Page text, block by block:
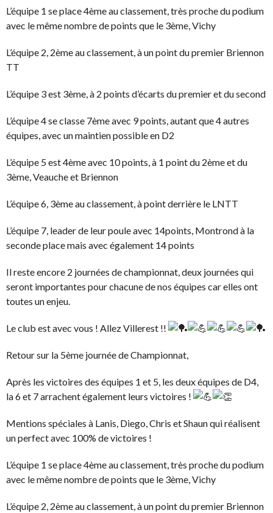
L’équipe 1 se place 4ème au classement, très proche du podium
avec le même nombre de points que le 3ème, Vichy
L’équipe 2, 2ème au classement, à un point du premier Briennon
TT
L’équipe 3 est 3ème, à 2 points d’écarts du premier et du second
L’équipe 4 se classe 7ème avec 9 points, autant que 4 autres
équipes, avec un maintien possible en D2
L’équipe 5 est 4ème avec 10 points, à 1 point du 2ème et du
3ème, Veauche et Briennon
L’équipe 6, 3ème au classement, à point derrière le LNTT
L’équipe 7, leader de leur poule avec 14points, Montrond à la
seconde place mais avec également 14 points
Il reste encore 2 journées de championnat, deux journées qui
seront importantes pour chacune de nos équipes car elles ont
toutes un enjeu.
Le club est avec vous ! Allez Villerest !!
Retour sur la 5ème journée de Championnat,
Après les victoires des équipes 1 et 5, les deux équipes de D4,
la 6 et 7 arrachent également leurs victoires !
Mentions spéciales à Lanis, Diego, Chris et Shaun qui réalisent
un perfect avec 100% de victoires !
L’équipe 1 se place 4ème au classement, très proche du podium
avec le même nombre de points que le 3ème, Vichy
L’équipe 2, 2ème au classement, à un point du premier Briennon